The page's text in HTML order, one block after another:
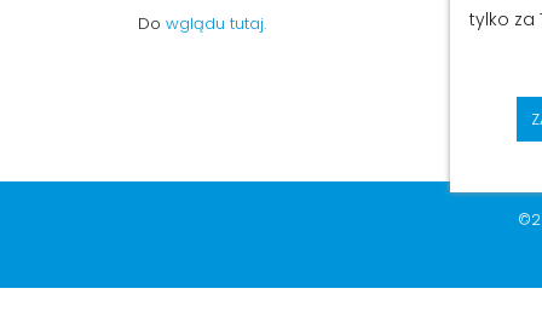
Do wglądu tutaj.
tylko za